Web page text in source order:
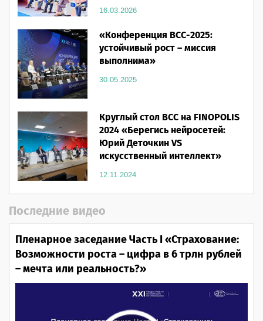
16.03.2026
«Конференция ВСС-2025:
устойчивый рост – миссия
выполнима»
30.05.2025
Круглый стол ВСС на FINOPOLIS
2024 «Берегись нейросетей:
Юрий Деточкин VS
искусственный интеллект»
12.11.2024
Последние видео
Пленарное заседание Часть I «Страхование:
Возможности роста – цифра в 6 трлн рублей
– мечта или реальность?»